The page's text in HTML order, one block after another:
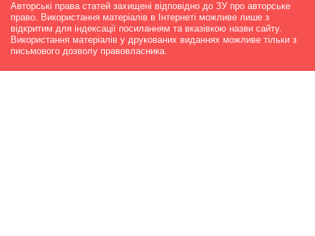
Авторські права статей захищені відповідно до ЗУ про авторське
право. Використання матеріалів в Інтернеті можливе лише з
відкритим для індексації посиланням та вказівкою назви сайту.
Використання матеріалів у друкованих виданнях можливе тільки з
письмового дозволу правовласника.